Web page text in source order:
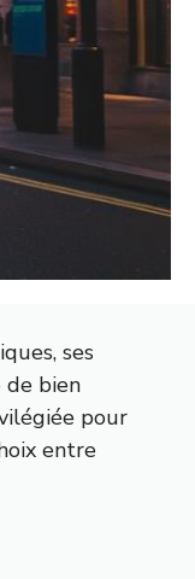
ses
bien
pour
entre